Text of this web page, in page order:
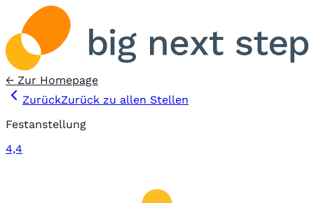
← Zur Homepage
ZurückZurück zu allen Stellen
Festanstellung
4,4